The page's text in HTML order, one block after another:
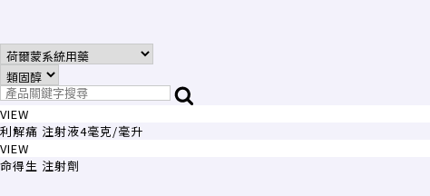
VIEW
利解痛 注射液4毫克/毫升
VIEW
命得生 注射劑